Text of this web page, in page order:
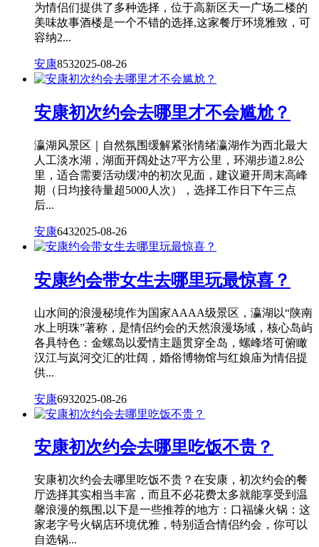
为情侣们提供了多种选择，位于高新区天一广场二楼的
美味故事酒楼是一个不错的选择,这家餐厅环境雅致，可
容纳2...
安康8532025-08-26
安康初次约会去哪里才不会尴尬？
瀛湖风景区｜自然氛围缓解紧张情绪瀛湖作为西北最大
人工淡水湖，湖面开阔处达7平方公里，环湖步道2.8公
里，适合需要活动缓冲的初次见面，建议避开周末高峰
期（日均接待量超5000人次），选择工作日下午三点
后...
安康6432025-08-26
安康约会带女生去哪里玩最惊喜？
山水间的浪漫秘境作为国家AAAA级景区，瀛湖以“陕南
水上明珠”著称，是情侣约会的天然浪漫场域，核心岛屿
各具特色：金螺岛以爱情主题贯穿全岛，螺峰塔可俯瞰
汉江与岚河交汇的壮阔，婚俗博物馆与红娘庙为情侣提
供...
安康6932025-08-26
安康初次约会去哪里吃饭不贵？
安康初次约会去哪里吃饭不贵？在安康，初次约会的餐
厅选择其实相当丰富，而且不必花费太多就能享受到温
馨浪漫的氛围,以下是一些推荐的地方：口福缘火锅：这
家老字号火锅店环境优雅，特别适合情侣约会，你可以
自选锅...